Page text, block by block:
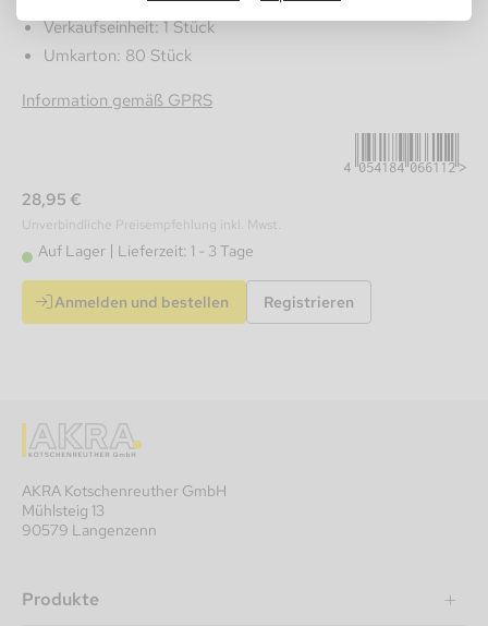
Verkaufseinheit: 1 Stück
Umkarton: 80 Stück
Information gemäß GPRS
4054184066112
28,95 €
Unverbindliche Preisempfehlung inkl. Mwst.
Auf Lager Lieferzeit: 1 - 3 Tage
Anmelden und bestellen Registrieren
AKRA Kotschenreuther GmbH
Mühlsteig 13
90579 Langenzenn
Produkte